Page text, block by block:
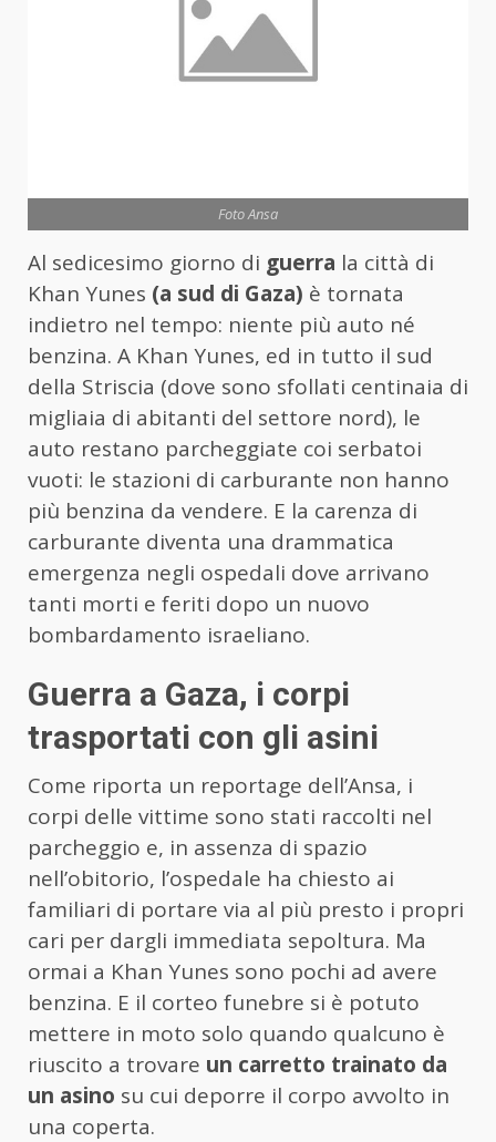
Foto Ansa
Al sedicesimo giorno di guerra la città di
Khan Yunes (a sud di Gaza) è tornata
indietro nel tempo: niente più auto né
benzina. A Khan Yunes, ed in tutto il sud
della Striscia (dove sono sfollati centinaia di
migliaia di abitanti del settore nord), le
auto restano parcheggiate coi serbatoi
vuoti: le stazioni di carburante non hanno
più benzina da vendere. E la carenza di
carburante diventa una drammatica
emergenza negli ospedali dove arrivano
tanti morti e feriti dopo un nuovo
bombardamento israeliano.
Guerra a Gaza, i corpi
trasportati con gli asini
Come riporta un reportage dell’Ansa, i
corpi delle vittime sono stati raccolti nel
parcheggio e, in assenza di spazio
nell’obitorio, l’ospedale ha chiesto ai
familiari di portare via al più presto i propri
cari per dargli immediata sepoltura. Ma
ormai a Khan Yunes sono pochi ad avere
benzina. E il corteo funebre si è potuto
mettere in moto solo quando qualcuno è
riuscito a trovare un carretto trainato da
un asino su cui deporre il corpo avvolto in
una coperta.